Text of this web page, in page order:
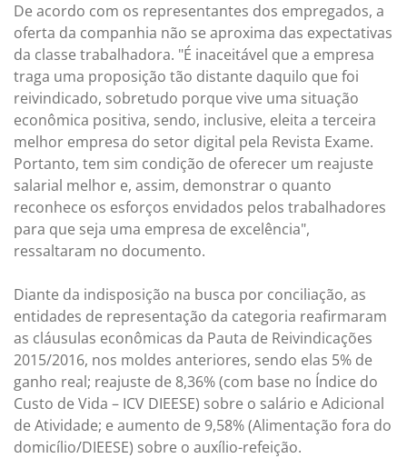
De acordo com os representantes dos empregados, a
oferta da companhia não se aproxima das expectativas
da classe trabalhadora. "É inaceitável que a empresa
traga uma proposição tão distante daquilo que foi
reivindicado, sobretudo porque vive uma situação
econômica positiva, sendo, inclusive, eleita a terceira
melhor empresa do setor digital pela Revista Exame.
Portanto, tem sim condição de oferecer um reajuste
salarial melhor e, assim, demonstrar o quanto
reconhece os esforços envidados pelos trabalhadores
para que seja uma empresa de excelência",
ressaltaram no documento.
Diante da indisposição na busca por conciliação, as
entidades de representação da categoria reafirmaram
as cláusulas econômicas da Pauta de Reivindicações
2015/2016, nos moldes anteriores, sendo elas 5% de
ganho real; reajuste de 8,36% (com base no Índice do
Custo de Vida – ICV DIEESE) sobre o salário e Adicional
de Atividade; e aumento de 9,58% (Alimentação fora do
domicílio/DIEESE) sobre o auxílio-refeição.